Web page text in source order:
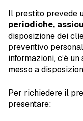
Il prestito prevede
periodiche,
disposizione dei
preventivo
informazioni, c’è
messo a
Per richiedere il
presentare: